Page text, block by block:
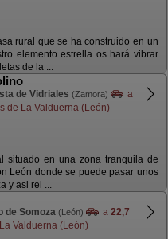
rural que se ha construido en un
elemento estrella os hará vibrar
de la ...
de Vidriales (Zamora)
a
de La Valduerna (León)
situado en una zona tranquila de
León donde se puede pasar unos
y asi rel ...
de Somoza (León) a 22,7
Valduerna (León)